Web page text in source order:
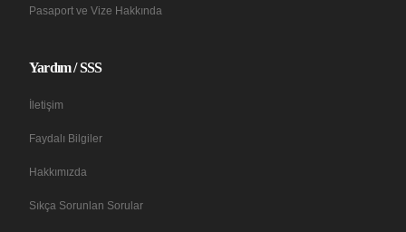
Pasaport ve Vize Hakkında
Yardım / SSS
İletişim
Faydalı Bilgiler
Hakkımızda
Sıkça Sorunlan Sorular